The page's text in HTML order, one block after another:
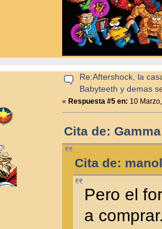
Re:Aftershock, la
Babyteeth y demas
« Respuesta #5 en: 10
Cita de:
Cita de:
Pero el
a